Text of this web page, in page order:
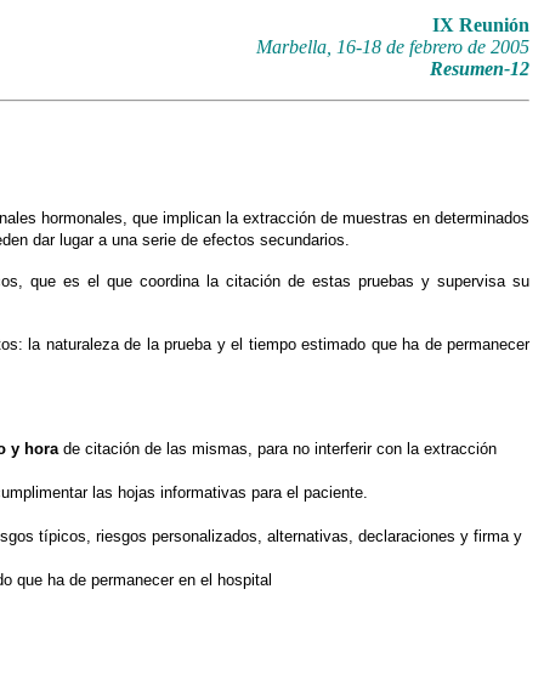
IX Reunión
Marbella, 16-18 de febrero de 2005
Resumen-12
hormonales, que implican la extracción de muestras en determinados
dar lugar a una serie de efectos secundarios.
que es el que coordina la citación de estas pruebas y supervisa su
la naturaleza de la prueba y el tiempo estimado que ha de permanecer
y horade citación de las mismas, para no interferir con la extracción
las hojas informativas para el paciente.
típicos, riesgos personalizados, alternativas, declaraciones y firma y
que ha de permanecer en el hospital